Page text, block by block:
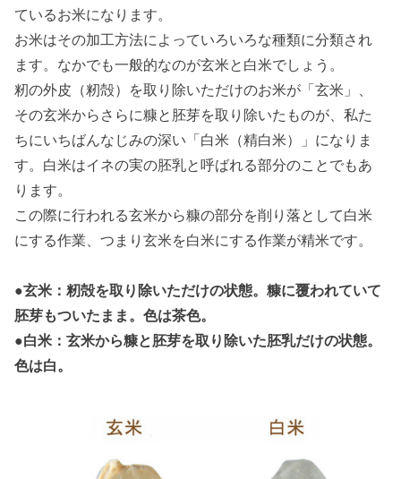
ているお米になります。
お米はその加工方法によっていろいろな種類に分類され
ます。なかでも一般的なのが玄米と白米でしょう。
籾の外皮（籾殻）を取り除いただけのお米が「玄米」、
その玄米からさらに糠と胚芽を取り除いたものが、私た
ちにいちばんなじみの深い「白米（精白米）」になりま
す。白米はイネの実の胚乳と呼ばれる部分のことでもあ
ります。
この際に行われる玄米から糠の部分を削り落として白米
にする作業、つまり玄米を白米にする作業が精米です。
●玄米：籾殻を取り除いただけの状態。糠に覆われていて
胚芽もついたまま。色は茶色。
●白米：玄米から糠と胚芽を取り除いた胚乳だけの状態。
色は白。